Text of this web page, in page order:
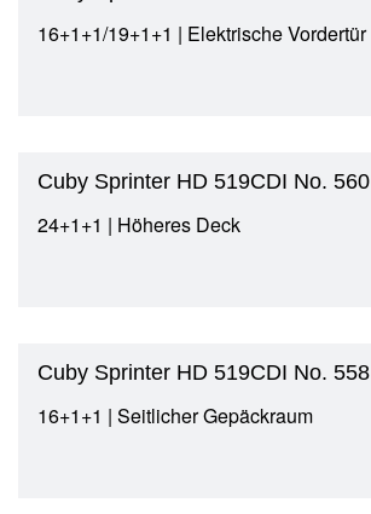
16+1+1/19+1+1 | Elektrische Vordertür
Cuby Sprinter HD 519CDI No. 560
24+1+1 | Höheres Deck
Cuby Sprinter HD 519CDI No. 558
16+1+1 | Seitlicher Gepäckraum